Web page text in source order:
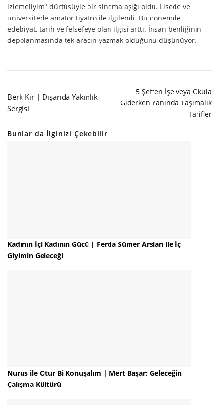
izlemeliyim" dürtüsüyle bir sinema aşığı oldu. Lisede ve
üniversitede amatör tiyatro ile ilgilendi. Bu dönemde
edebiyat, tarih ve felsefeye olan ilgisi arttı. İnsan benliğinin
depolanmasında tek aracın yazmak olduğunu düşünüyor.
Berk Kır | Dışarıda Yakınlık
Sergisi
5 Şeften İşe veya Okula
Giderken Yanında Taşımalık
Tarifler
Bunlar da İlginizi Çekebilir
Kadının İçi Kadının Gücü | Ferda Sümer Arslan ile İç
Giyimin Geleceği
Nurus ile Otur Bi Konuşalım | Mert Başar: Geleceğin
Çalışma Kültürü